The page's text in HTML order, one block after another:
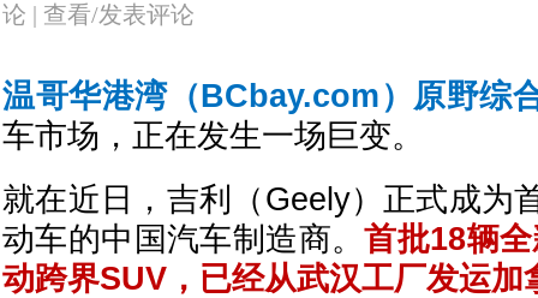
论 | 查看/发表评论
温哥华港湾（BCbay.com）原野综
车市场，正在发生一场巨变。
就在近日，吉利（Geely）正式成为
动车的中国汽车制造商。首批18辆
动跨界SUV，已经从武汉工厂发运加